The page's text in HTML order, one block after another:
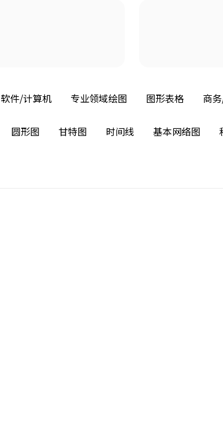
软件/计算机 专业领域绘图 图形表格 商
圆形图 甘特图 时间线 基本网络图